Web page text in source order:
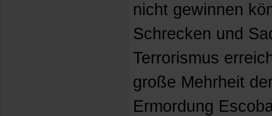
nicht gewinnen
Schrecken und
Terrorismus
große Mehrheit
Ermordung